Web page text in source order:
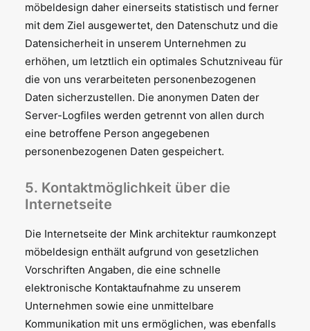
möbeldesign daher einerseits statistisch und ferner
mit dem Ziel ausgewertet, den Datenschutz und die
Datensicherheit in unserem Unternehmen zu
erhöhen, um letztlich ein optimales Schutzniveau für
die von uns verarbeiteten personenbezogenen
Daten sicherzustellen. Die anonymen Daten der
Server-Logfiles werden getrennt von allen durch
eine betroffene Person angegebenen
personenbezogenen Daten gespeichert.
5. Kontaktmöglichkeit über die
Internetseite
Die Internetseite der Mink architektur raumkonzept
möbeldesign enthält aufgrund von gesetzlichen
Vorschriften Angaben, die eine schnelle
elektronische Kontaktaufnahme zu unserem
Unternehmen sowie eine unmittelbare
Kommunikation mit uns ermöglichen, was ebenfalls